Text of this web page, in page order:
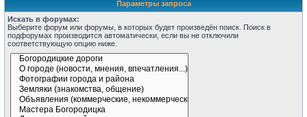
Параметры запроса
Искать в форумах:
Выберите форум или форумы, в которых будет произведён поиск. Поиск в
подфорумах производится автоматически, если вы не отключили
соответствующую опцию ниже.